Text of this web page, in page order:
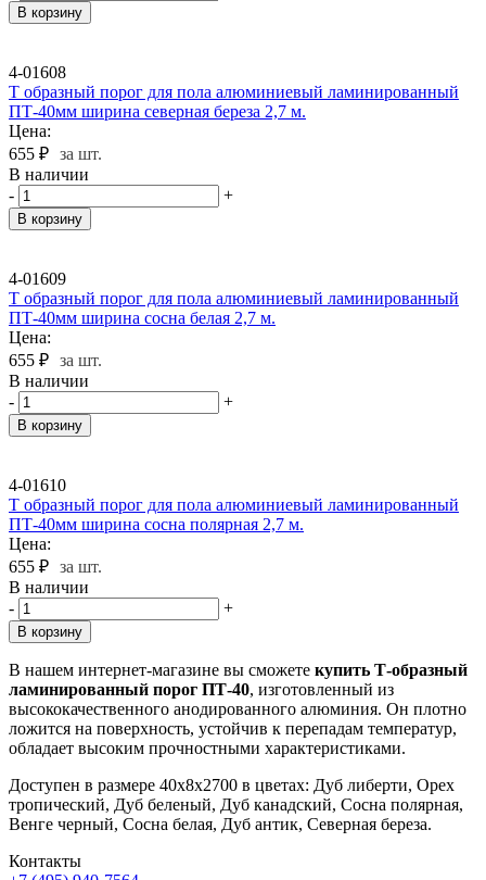
В корзину
4-01608
Т образный порог для пола алюминиевый ламинированный
ПТ-40мм ширина северная береза 2,7 м.
Цена:
655 ₽ за шт.
В наличии
-
+
В корзину
4-01609
Т образный порог для пола алюминиевый ламинированный
ПТ-40мм ширина сосна белая 2,7 м.
Цена:
655 ₽ за шт.
В наличии
-
+
В корзину
4-01610
Т образный порог для пола алюминиевый ламинированный
ПТ-40мм ширина сосна полярная 2,7 м.
Цена:
655 ₽ за шт.
В наличии
-
+
В корзину
В нашем интернет-магазине вы сможете купить Т-образный
ламинированный порог ПТ-40, изготовленный из
высококачественного анодированного алюминия. Он плотно
ложится на поверхность, устойчив к перепадам температур,
обладает высоким прочностными характеристиками.
Доступен в размере 40х8х2700 в цветах: Дуб либерти, Орех
тропический, Дуб беленый, Дуб канадский, Сосна полярная,
Венге черный, Сосна белая, Дуб антик, Северная береза.
Контакты